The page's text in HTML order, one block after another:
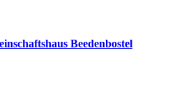
Beedenbostel